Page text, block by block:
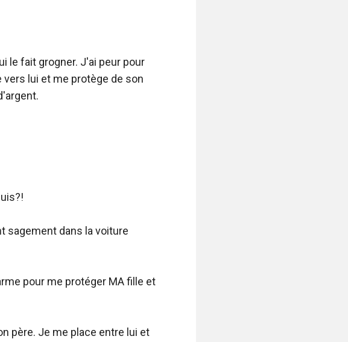
le fait grogner. J'ai peur pour
lui et me protège de son
sagement dans la voiture
pour me protéger MA fille et
père. Je me place entre lui et